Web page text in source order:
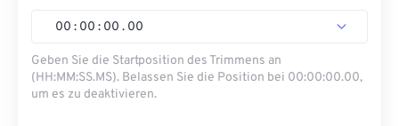
00 : 00 : 00 . 00
Geben Sie die Startposition des Trimmens an
(HH:MM:SS.MS). Belassen Sie die Position bei 00:00:00.00,
um es zu deaktivieren.